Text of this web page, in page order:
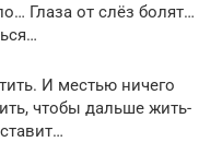
Глаза от слёз болят…
И местью ничего
чтобы дальше жить-